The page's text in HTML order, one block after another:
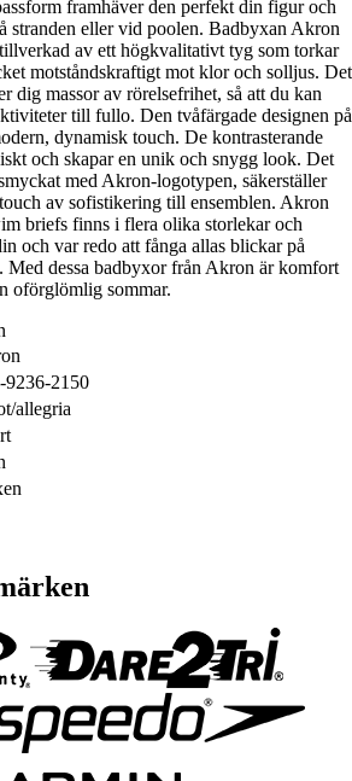
framhäver den perfekt din figur och
stranden eller vid poolen. Badbyxan Akron
av ett högkvalitativt tyg som torkar
motståndskraftigt mot klor och solljus. Det
dig massor av rörelsefrihet, så att du kan
till fullo. Den tvåfärgade designen på
dynamisk touch. De kontrasterande
och skapar en unik och snygg look. Det
med Akron-logotypen, säkerställer
av sofistikering till ensemblen. Akron
briefs finns i flera olika storlekar och
och var redo att fånga allas blickar på
Med dessa badbyxor från Akron är komfort
oförglömlig sommar.
9236-2150
allegria